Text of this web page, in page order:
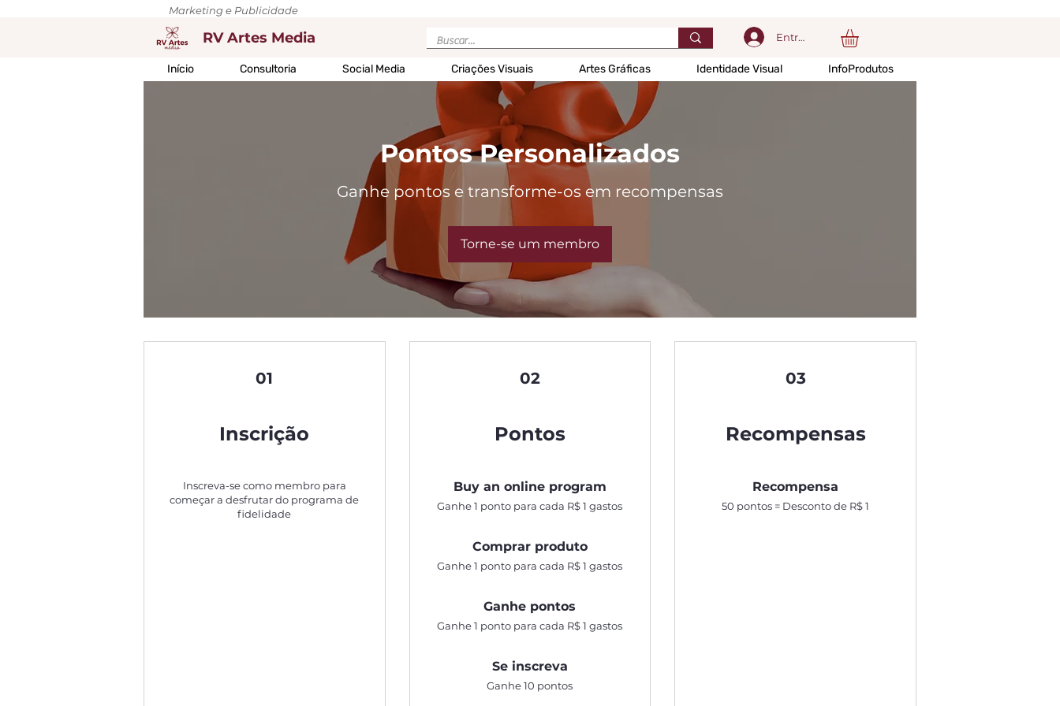
Marketing e Publicidade
RV Artes Media Entrar
Início Consultoria Social Media Criações Visuais Artes Gráficas Identidade Visual InfoProdutos
Pontos Personalizados
Ganhe pontos e transforme-os em recompensas
Torne-se um membro
01
Inscrição
Inscreva-se como membro para
começar a desfrutar do programa de
fidelidade
02
Pontos
Buy an online program
Ganhe 1 ponto para cada R$ 1 gastos
Comprar produto
Ganhe 1 ponto para cada R$ 1 gastos
Ganhe pontos
Ganhe 1 ponto para cada R$ 1 gastos
Se inscreva
Ganhe 10 pontos
03
Recompensas
Recompensa
50 pontos = Desconto de R$ 1